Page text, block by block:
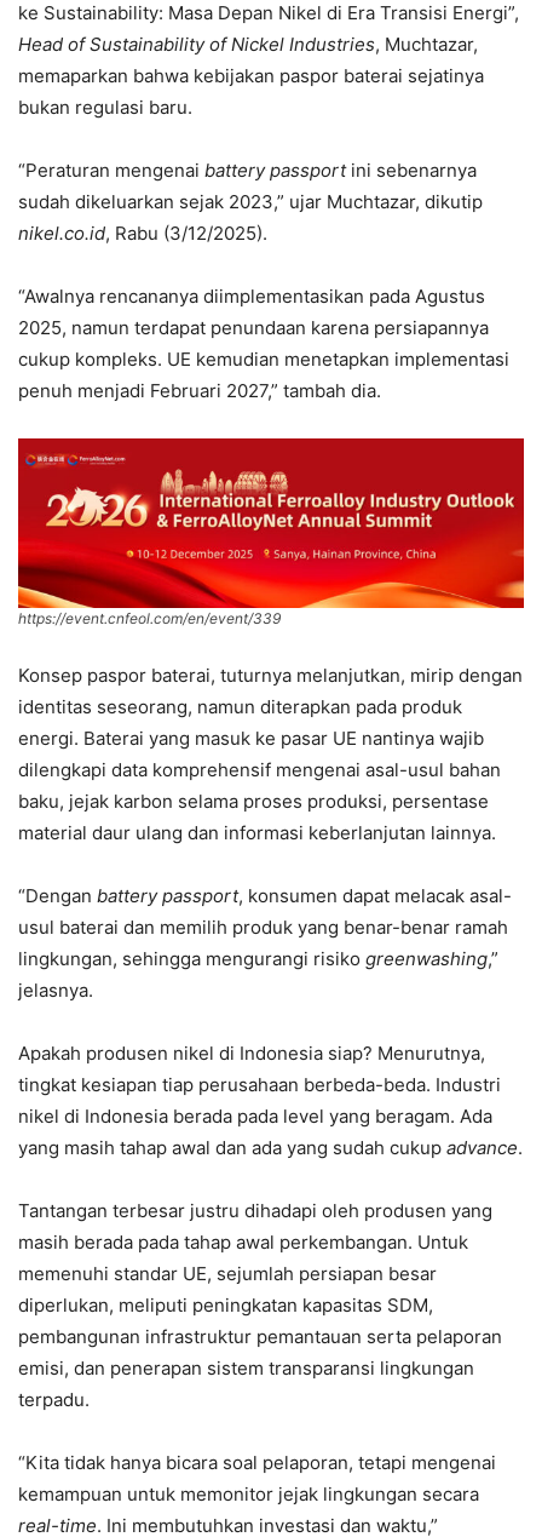
ke Sustainability: Masa Depan Nikel di Era Transisi Energi”,
Head of Sustainability of Nickel Industries, Muchtazar,
memaparkan bahwa kebijakan paspor baterai sejatinya
bukan regulasi baru.
“Peraturan mengenai battery passportini sebenarnya
sudah dikeluarkan sejak 2023,” ujar Muchtazar, dikutip
nikel.co.id, Rabu (3/12/2025).
“Awalnya rencananya diimplementasikan pada Agustus
2025, namun terdapat penundaan karena persiapannya
cukup kompleks. UE kemudian menetapkan implementasi
penuh menjadi Februari 2027,” tambah dia.
https://event.cnfeol.com/en/event/339
Konsep paspor baterai, tuturnya melanjutkan, mirip dengan
identitas seseorang, namun diterapkan pada produk
energi. Baterai yang masuk ke pasar UE nantinya wajib
dilengkapi data komprehensif mengenai asal-usul bahan
baku, jejak karbon selama proses produksi, persentase
material daur ulang dan informasi keberlanjutan lainnya.
“Dengan battery passport, konsumen dapat melacak asal-
usul baterai dan memilih produk yang benar-benar ramah
lingkungan, sehingga mengurangi risiko greenwashing,”
jelasnya.
Apakah produsen nikel di Indonesia siap? Menurutnya,
tingkat kesiapan tiap perusahaan berbeda-beda. Industri
nikel di Indonesia berada pada level yang beragam. Ada
yang masih tahap awal dan ada yang sudah cukup advance.
Tantangan terbesar justru dihadapi oleh produsen yang
masih berada pada tahap awal perkembangan. Untuk
memenuhi standar UE, sejumlah persiapan besar
diperlukan, meliputi peningkatan kapasitas SDM,
pembangunan infrastruktur pemantauan serta pelaporan
emisi, dan penerapan sistem transparansi lingkungan
terpadu.
“Kita tidak hanya bicara soal pelaporan, tetapi mengenai
kemampuan untuk memonitor jejak lingkungan secara
real-time. Ini membutuhkan investasi dan waktu,”